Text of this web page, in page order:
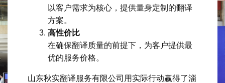
以客户需求为核心，提供量身定制的翻译
方案。
高性价比
在确保翻译质量的前提下，为客户提供最
优的服务价格。
山东秋实翻译服务有限公司用实际行动赢得了淄